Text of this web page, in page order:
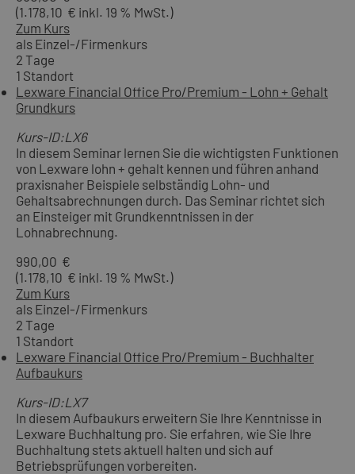
(1.178,10 € inkl. 19 % MwSt.)
Zum Kurs
als Einzel-/Firmenkurs
2 Tage
1 Standort
Lexware Financial Office Pro/Premium - Lohn + Gehalt
Grundkurs
Kurs-ID:LX6
In diesem Seminar lernen Sie die wichtigsten Funktionen
von Lexware lohn + gehalt kennen und führen anhand
praxisnaher Beispiele selbständig Lohn- und
Gehaltsabrechnungen durch. Das Seminar richtet sich
an Einsteiger mit Grundkenntnissen in der
Lohnabrechnung.
990,00 €
(1.178,10 € inkl. 19 % MwSt.)
Zum Kurs
als Einzel-/Firmenkurs
2 Tage
1 Standort
Lexware Financial Office Pro/Premium - Buchhalter
Aufbaukurs
Kurs-ID:LX7
In diesem Aufbaukurs erweitern Sie Ihre Kenntnisse in
Lexware Buchhaltung pro. Sie erfahren, wie Sie Ihre
Buchhaltung stets aktuell halten und sich auf
Betriebsprüfungen vorbereiten.